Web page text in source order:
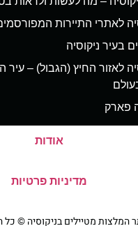
לאתרי התיירות
בעיר ניקוסיה
לאזור החיץ (הגבול) –
פארק
אודות
מדיניות פרטיות
המלצות מטיילים בניקוסיה © כל